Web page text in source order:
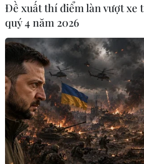
Thành phố Hồ Chí Minh
700 người nghiện ma túy
Đề xuất thí điểm làn vượt xe
quý 4 năm 2026